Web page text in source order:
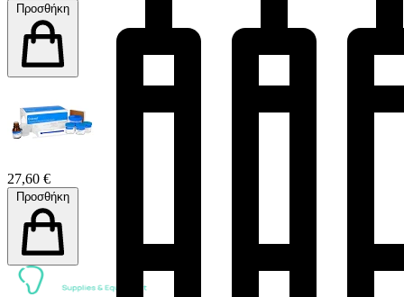
Προσθήκη
27,60 €
Προσθήκη